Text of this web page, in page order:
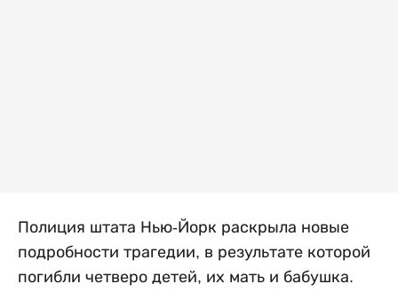
Полиция штата Нью-Йорк раскрыла новые
подробности трагедии, в результате которой
погибли четверо детей, их мать и бабушка.